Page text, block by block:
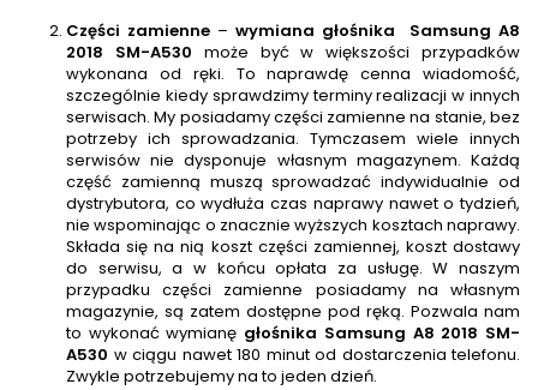
Części zamienne – wymiana głośnika
Samsung A8
2018 SM-A530 może być w większości przypadków
wykonana od ręki. To naprawdę cenna wiadomość,
szczególnie kiedy sprawdzimy terminy realizacji w innych
serwisach. My posiadamy części zamienne na stanie, bez
potrzeby ich sprowadzania. Tymczasem wiele innych
serwisów nie dysponuje własnym magazynem. Każdą
część zamienną muszą sprowadzać indywidualnie od
dystrybutora, co wydłuża czas naprawy nawet o tydzień,
nie wspominając o znacznie wyższych kosztach naprawy.
Składa się na nią koszt części zamiennej, koszt dostawy
do serwisu, a w końcu opłata za usługę. W naszym
przypadku części zamienne posiadamy na własnym
magazynie, są zatem dostępne pod ręką. Pozwala nam
to wykonać wymianę głośnika Samsung A8 2018 SM-
A530 w ciągu nawet 180 minut od dostarczenia telefonu.
Zwykle potrzebujemy na to jeden dzień.